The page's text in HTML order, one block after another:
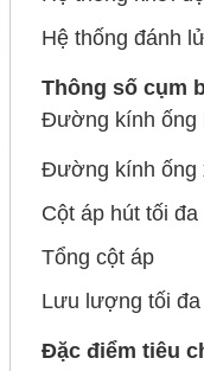
Hệ thống đánh
Thông số cụm
Đường kính ống
Đường kính ống
Cột áp hút tối đa
Tổng cột áp
Lưu lượng tối đa
Đặc điểm tiêu